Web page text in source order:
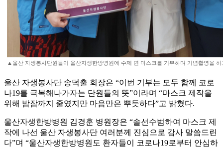
▲울산 자생봉사단원들이 울산자생한방병원에 수제 면 마스크를 기부하며 기념촬영을
울산 자생봉사단 송덕출 회장은 “이번 기부는 모두 함께 코로
나19를 극복해나가자는 단원들의 뜻”이라며 “마스크 제작을
위해 밤잠까지 줄였지만 마음만은 뿌듯하다”고 밝혔다.
울산자생한방병원 김경훈 병원장은 “솔선수범하여 마스크 제
작에 나선 울산 자생봉사단 여러분께 진심으로 감사 말씀드린
다”며 “울산자생한방병원도 환자들이 코로나19로부터 안심하